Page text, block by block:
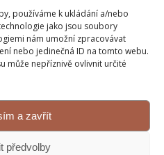
používáme k ukládání a/nebo
jako jsou soubory
nám umožní zpracovávat
nebo jedinečná ID na tomto webu.
může nepříznivě ovlivnit určité
a zavřít
předvolby
údajů
a vrácení